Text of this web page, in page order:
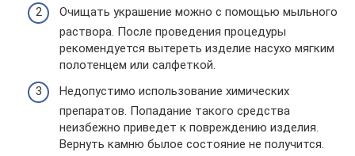
Очищать украшение можно с помощью мыльного
раствора. После проведения процедуры
рекомендуется вытереть изделие насухо мягким
полотенцем или салфеткой.
Недопустимо использование химических
препаратов. Попадание такого средства
неизбежно приведет к повреждению изделия.
Вернуть камню былое состояние не получится.